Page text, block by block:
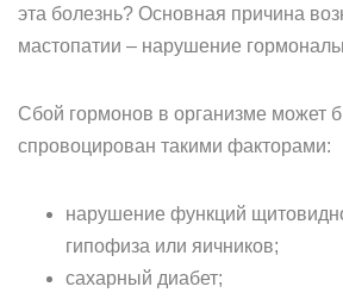
эта болезнь? Основная причина
мастопатии – нарушение
Сбой гормонов в организме может
спровоцирован такими факторами:
нарушение функций
гипофиза или яичников;
сахарный диабет;